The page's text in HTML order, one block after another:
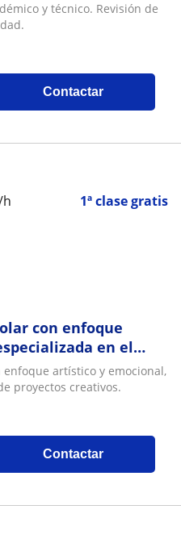
y técnico. Revisión de
Contactar
1ª clase gratis
con enfoque
en el
creativos
enfoque artístico y emocional,
proyectos creativos.
Contactar